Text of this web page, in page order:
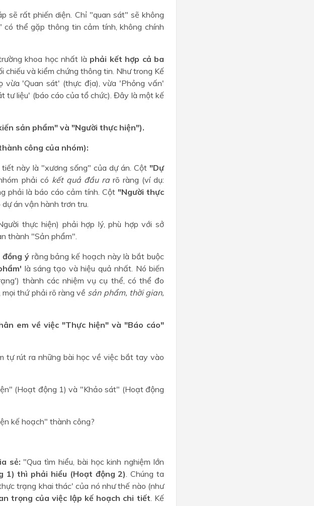
sẽ rất phiến diện. Chỉ "quan sát" sẽ không
thể gặp thông tin cảm tính, không chính
khoa học nhất là phải kết hợp cả ba
chiếu và kiểm chứng thông tin. Như trong Kế
vừa 'Quan sát' (thực địa), vừa 'Phỏng vấn'
tư liệu' (báo cáo của tổ chức). Đây là một kế
sản phẩm" và "Người thực hiện").
công của nhóm):
này là "xương sống" của dự án. Cột"Dự
phải có kết quả đầu rarõ ràng (ví dụ:
phải là báo cáo cảm tính. Cột "Người thực
án vận hành trơn tru.
thực hiện) phải hợp lý, phù hợp với sở
thành "Sản phẩm".
ýrằng bảng kế hoạch này là bắt buộc
là sáng tạo và hiệu quả nhất. Nó biến
thành các nhiệm vụ cụ thể, có thể đo
thứ phải rõ ràng về sản phẩm, thời gian,
em về việc "Thực hiện" và "Báo cáo"
tự rút ra những bài học về việc bắt tay vào
(Hoạt động 1) và "Khảo sát" (Hoạt động
kế hoạch" thành công?
sẻ: "Qua tìm hiểu, bài học kinh nghiệm lớn
1) thì phải hiểu (Hoạt động 2) . Chúng ta
trạng khai thác' của nó như thế nào (như
trọng của việc lập kế hoạch chi tiết . Kế